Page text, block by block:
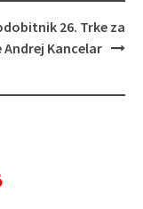
26. Trke za
Kancelar